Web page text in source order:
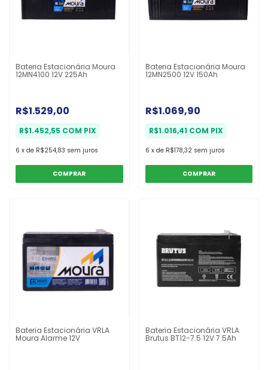
Bateria Estacionária Moura
12MN4100 12V 225Ah
R$1.529,00
R$1.452,55 COM PIX
6 x de R$254,83 sem juros
COMPRAR
Bateria Estacionária Moura
12MN2500 12V 150Ah
R$1.069,90
R$1.016,41 COM PIX
6 x de R$178,32 sem juros
COMPRAR
Bateria Estacionária VRLA
Moura Alarme 12V
Bateria Estacionária VRLA
Brutus BT12-7.5 12V 7.5Ah